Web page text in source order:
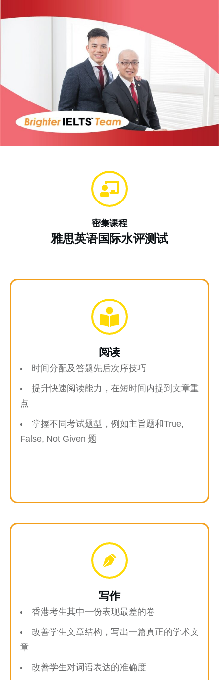
密集课程
雅思英语国际水评测试
阅读
时间分配及答题先后次序技巧
提升快速阅读能力，在短时间内捉到文章重
点
掌握不同考试题型，例如主旨题和True,
False, Not Given 题
写作
香港考生其中一份表现最差的卷
改善学生文章结构，写出一篇真正的学术文
章
改善学生对词语表达的准确度